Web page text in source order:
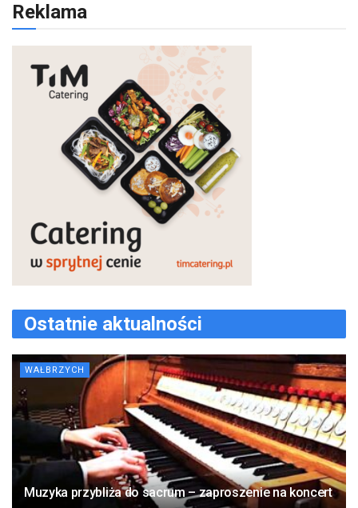
Reklama
Ostatnie aktualności
WAŁBRZYCH
Muzyka przybliża do sacrum – zaproszenie na koncert